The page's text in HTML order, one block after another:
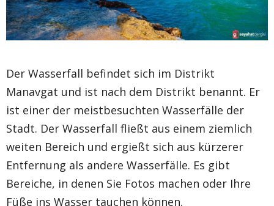
Der Wasserfall befindet sich im Distrikt
Manavgat und ist nach dem Distrikt benannt. Er
ist einer der meistbesuchten Wasserfälle der
Stadt. Der Wasserfall fließt aus einem ziemlich
weiten Bereich und ergießt sich aus kürzerer
Entfernung als andere Wasserfälle. Es gibt
Bereiche, in denen Sie Fotos machen oder Ihre
Füße ins Wasser tauchen können.